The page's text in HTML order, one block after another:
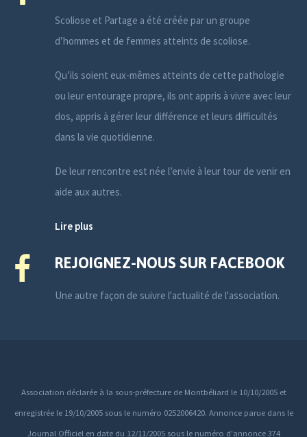
Scoliose et Partage a été créée par un groupe
d’hommes et de femmes atteints de scoliose.
Qu’ils soient eux-mêmes atteints de cette pathologie
ou leur entourage propre, ils ont appris à vivre avec leur
dos, appris à gérer leur différence et leurs difficultés
dans la vie quotidienne.
De leur rencontre est née l’envie à leur tour de venir en
aide aux autres.
Lire plus
REJOIGNEZ-NOUS SUR FACEBOOK
Une autre façon de suivre l'actualité de l'association.
Association déclarée à la sous-préfecture de Montbéliard le 10/10/2005 et
enregistrée le 19/10/2005 sous le numéro 0252006420. Annonce parue dans le
Journal Officiel en date du 12/11/2005 sous le numéro d'annonce 374